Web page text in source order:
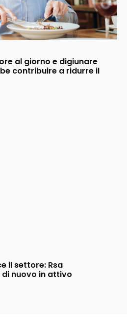
al giorno e digiunare
contribuire a ridurre il
il settore: Rsa
nuovo in attivo